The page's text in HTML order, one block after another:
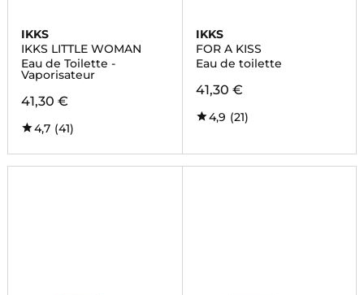
IKKS
IKKS LITTLE WOMAN
Eau de Toilette -
Vaporisateur
41,30 €
4,7 (41)
IKKS
FOR A KISS
Eau de toilette
41,30 €
4,9 (21)